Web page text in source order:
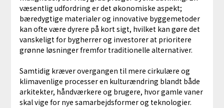
væsentlig udfordring er det økonomiske aspekt;
bæredygtige materialer og innovative byggemetoder
kan ofte være dyrere på kort sigt, hvilket kan gøre det
vanskeligt for bygherrer og investorer at prioritere
grønne løsninger fremfor traditionelle alternativer.
Samtidig kræver overgangen til mere cirkulære og
klimavenlige processer en kulturændring blandt både
arkitekter, håndværkere og brugere, hvor gamle vaner
skal vige for nye samarbejdsformer og teknologier.